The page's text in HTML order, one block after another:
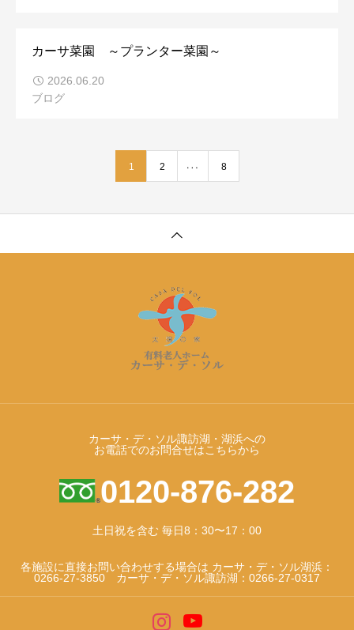
カーサ菜園 ～プランター菜園～
2026.06.20
ブログ
1 2 8
カーサ・デ・ソル諏訪湖・湖浜への
お電話でのお問合せはこちらから
0120-876-282
土日祝を含む 毎日8：30〜17：00
各施設に直接お問い合わせする場合は カーサ・デ・ソル湖浜：
0266-27-3850 カーサ・デ・ソル諏訪湖：0266-27-0317